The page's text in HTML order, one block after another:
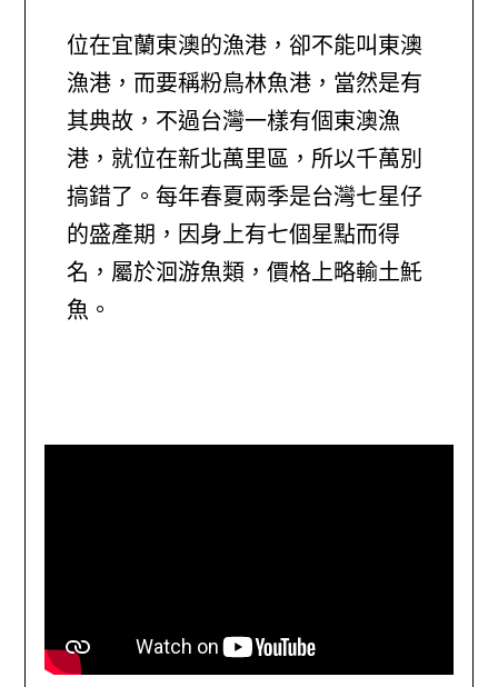
位在宜蘭東澳的漁港，卻不能叫東澳
漁港，而要稱粉鳥林魚港，當然是有
其典故，不過台灣一樣有個東澳漁
港，就位在新北萬里區，所以千萬別
搞錯了。每年春夏兩季是台灣七星仔
的盛產期，因身上有七個星點而得
名，屬於洄游魚類，價格上略輸土魠
魚。